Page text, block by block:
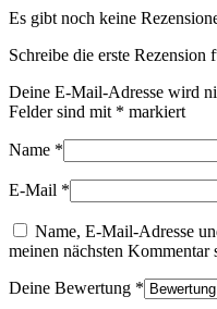
Es gibt noch keine
Schreibe die erste Rezension
Deine E-Mail-Adresse wird
Felder sind mit * markiert
Name *
E-Mail *
Name, E-Mail-Adresse
meinen nächsten Kommentar
Deine Bewertung *